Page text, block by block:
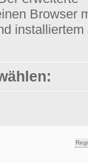
Browser
installiertem